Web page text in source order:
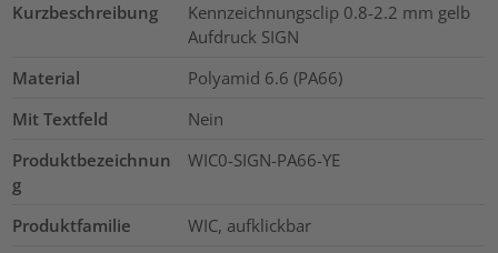
Kurzbeschreibung
Kennzeichnungsclip 0.8-2.2 mm gelb
Aufdruck SIGN
Material
Polyamid 6.6 (PA66)
Mit Textfeld
Nein
Produktbezeichnun
g
WIC0-SIGN-PA66-YE
Produktfamilie WIC, aufklickbar